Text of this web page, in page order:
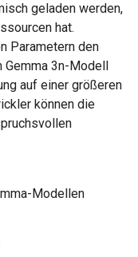
geladen werden,
hat.
Parametern den
3n-Modell
auf einer größeren
können die
Modellen